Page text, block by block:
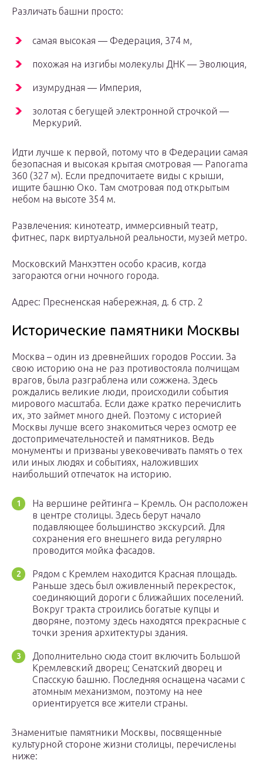
Различать башни просто:
самая высокая — Федерация, 374 м,
похожая на изгибы молекулы ДНК — Эволюция,
изумрудная — Империя,
золотая с бегущей электронной строчкой —
Меркурий.
Идти лучше к первой, потому что в Федерации самая
безопасная и высокая крытая смотровая — Panorama
360 (327 м). Если предпочитаете виды с крыши,
ищите башню Око. Там смотровая под открытым
небом на высоте 354 м.
Развлечения: кинотеатр, иммерсивный театр,
фитнес, парк виртуальной реальности, музей метро.
Московский Манхэттен особо красив, когда
загораются огни ночного города.
Адрес: Пресненская набережная, д. 6 стр. 2
Исторические памятники Москвы
Москва – один из древнейших городов России. За
свою историю она не раз противостояла полчищам
врагов, была разграблена или сожжена. Здесь
рождались великие люди, происходили события
мирового масштаба. Если даже кратко перечислить
их, это займет много дней. Поэтому с историей
Москвы лучше всего знакомиться через осмотр ее
достопримечательностей и памятников. Ведь
монументы и призваны увековечивать память о тех
или иных людях и событиях, наложивших
наибольший отпечаток на историю.
На вершине рейтинга – Кремль. Он расположен
в центре столицы. Здесь берут начало
подавляющее большинство экскурсий. Для
сохранения его внешнего вида регулярно
проводится мойка фасадов.
Рядом с Кремлем находится Красная площадь.
Раньше здесь был оживленный перекресток,
соединяющий дороги с ближайших поселений.
Вокруг тракта строились богатые купцы и
дворяне, поэтому здесь находятся прекрасные с
точки зрения архитектуры здания.
Дополнительно сюда стоит включить Большой
Кремлевский дворец; Сенатский дворец и
Спасскую башню. Последняя оснащена часами с
атомным механизмом, поэтому на нее
ориентируется все жители страны.
Знаменитые памятники Москвы, посвященные
культурной стороне жизни столицы, перечислены
ниже: